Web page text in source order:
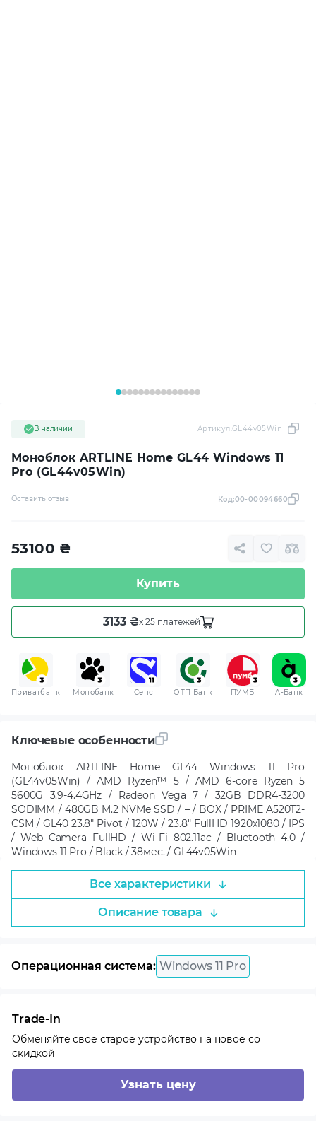
Моноблок ARTLINE Home GL44 Windows 11
Pro (GL44v05Win)
В наличии Артикул:GL44v05Win
Оставить отзыв Код:00-00094660
53100 ₴
Купить
3133 ₴x 25 платежей
Приватбанк Монобанк Сенс ОТП Банк ПУМБ A-Банк
Ключевые особенности
Моноблок ARTLINE Home GL44 Windows 11 Pro
(GL44v05Win) / AMD Ryzen™ 5 / AMD 6-core Ryzen 5
5600G 3.9-4.4GHz / Radeon Vega 7 / 32GB DDR4-3200
SODIMM / 480GB M.2 NVMe SSD / – / BOX / PRIME A520T2-
CSM / GL40 23.8" Pivot / 120W / 23.8" FullHD 1920x1080 / IPS
/ Web Camera FullHD / Wi-Fi 802.11ac / Bluetooth 4.0 /
Windows 11 Pro / Black / 38мес. / GL44v05Win
Все характеристики
Описание товара
Операционная система: Windows 11 Pro
Trade-In
Обменяйте своё старое устройство на новое со
скидкой
Узнать цену